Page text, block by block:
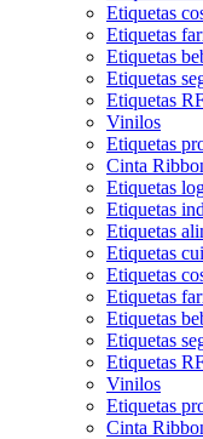
Etiquetas
Etiquetas
Etiquetas
Etiquetas
Etiquetas
Vinilos
Etiquetas
Cinta
Etiquetas
Etiquetas
Etiquetas
Etiquetas
Etiquetas
Etiquetas
Etiquetas
Etiquetas
Etiquetas
Vinilos
Etiquetas
Cinta